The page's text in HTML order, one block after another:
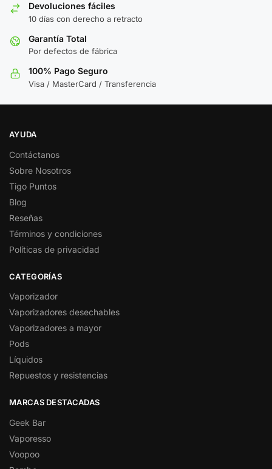
Devoluciones fáciles
10 días con derecho a retracto
Garantía Total
Por defectos de fábrica
100% Pago Seguro
Visa / MasterCard / Transferencia
AYUDA
Contáctanos
Sobre Nosotros
Tigo Puntos
Blog
Reseñas
Términos y condiciones
Políticas de privacidad
CATEGORÍAS
Vaporizador
Vaporizadores desechables
Vaporizadores a mayor
Pods
Líquidos
Repuestos y resistencias
MARCAS DESTACADAS
Geek Bar
Vaporesso
Voopoo